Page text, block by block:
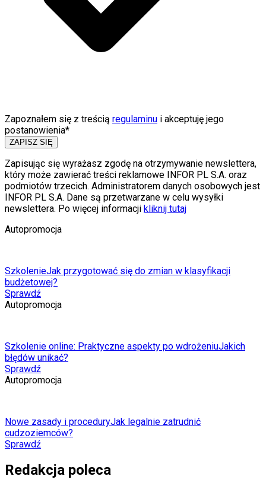
Zapoznałem się z treścią regulaminu i akceptuję jego
postanowienia*
ZAPISZ SIĘ
Zapisując się wyrażasz zgodę na otrzymywanie newslettera,
który może zawierać treści reklamowe INFOR PL S.A. oraz
podmiotów trzecich. Administratorem danych osobowych jest
INFOR PL S.A. Dane są przetwarzane w celu wysyłki
newslettera. Po więcej informacji kliknij tutaj
Autopromocja
SzkolenieJak przygotować się do zmian w klasyfikacji
budżetowej?
Sprawdź
Autopromocja
Szkolenie online: Praktyczne aspekty po wdrożeniuJakich
błędów unikać?
Sprawdź
Autopromocja
Nowe zasady i proceduryJak legalnie zatrudnić
cudzoziemców?
Sprawdź
Redakcja poleca